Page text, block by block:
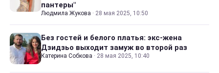
пантеры"
Людмила Жукова · 28 мая 2025, 10:50
Без гостей и белого платья: экс-жена
Дзидзьо выходит замуж во второй раз
Катерина Собкова · 28 мая 2025, 10:40